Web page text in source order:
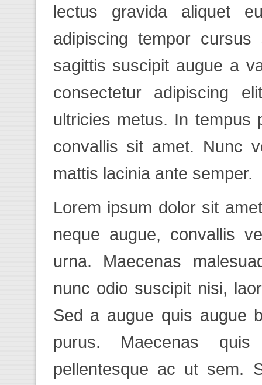
lectus gravida aliquet
adipiscing tempor
sagittis suscipit augue a
consectetur adipiscing
ultricies metus. In tempus
convallis sit amet. Nunc
mattis lacinia ante semper.
Lorem ipsum dolor sit
neque augue, convallis
urna. Maecenas
nunc odio suscipit nisi,
Sed a augue quis augue
purus. Maecenas
pellentesque ac ut sem.